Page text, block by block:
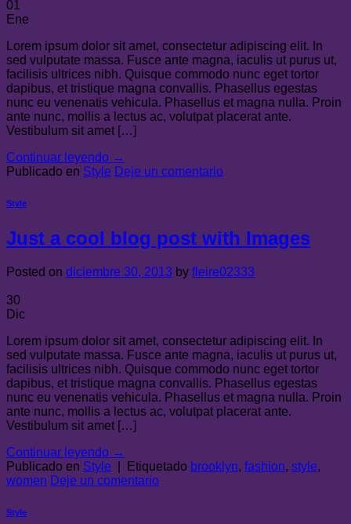
01
Ene
Lorem ipsum dolor sit amet, consectetur adipiscing elit. In
sed vulputate massa. Fusce ante magna, iaculis ut purus ut,
facilisis ultrices nibh. Quisque commodo nunc eget tortor
dapibus, et tristique magna convallis. Phasellus egestas
nunc eu venenatis vehicula. Phasellus et magna nulla. Proin
ante nunc, mollis a lectus ac, volutpat placerat ante.
Vestibulum sit amet […]
Continuar leyendo →
Publicado en Style Deje un comentario
Style
Just a cool blog post with Images
Posted on diciembre 30, 2013 by fleire02333
30
Dic
Lorem ipsum dolor sit amet, consectetur adipiscing elit. In
sed vulputate massa. Fusce ante magna, iaculis ut purus ut,
facilisis ultrices nibh. Quisque commodo nunc eget tortor
dapibus, et tristique magna convallis. Phasellus egestas
nunc eu venenatis vehicula. Phasellus et magna nulla. Proin
ante nunc, mollis a lectus ac, volutpat placerat ante.
Vestibulum sit amet […]
Continuar leyendo →
Publicado en Style Etiquetado brooklyn, fashion, style,
women Deje un comentario
Style